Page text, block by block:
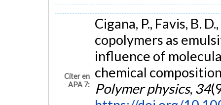
Citer en
APA 7:
Cigana, P., Favis, B.
copolymers as
influence of
chemical
Polymer physics, 34